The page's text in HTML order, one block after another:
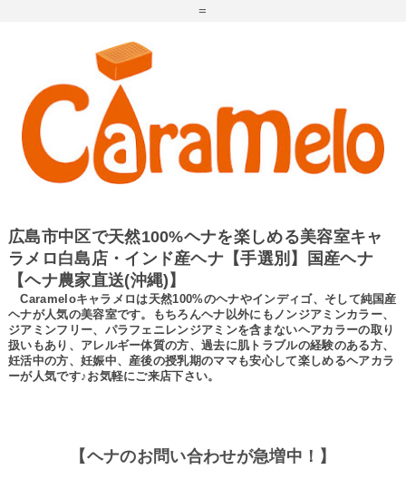
=
広島市中区で天然100%ヘナを楽しめる美容室キャ
ラメロ白島店・インド産ヘナ【手選別】国産ヘナ
【ヘナ農家直送(沖縄)】
Carameloキャラメロは天然100%のヘナやインディゴ、そして純国産
ヘナが人気の美容室です。もちろんヘナ以外にもノンジアミンカラー、
ジアミンフリー、パラフェニレンジアミンを含まないヘアカラーの取り
扱いもあり、アレルギー体質の方、過去に肌トラブルの経験のある方、
妊活中の方、妊娠中、産後の授乳期のママも安心して楽しめるヘアカラ
ーが人気です♪お気軽にご来店下さい。
【ヘナのお問い合わせが急増中！】